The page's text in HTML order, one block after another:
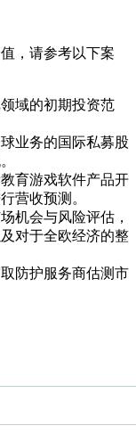
，请参考以下案
域的初期投资范
业务的国际私募股
育游戏软件产品开
营收预测。
机会与风险评估，
对于全欧经济的整
防护服务商估测市